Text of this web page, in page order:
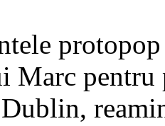
Marc pentru